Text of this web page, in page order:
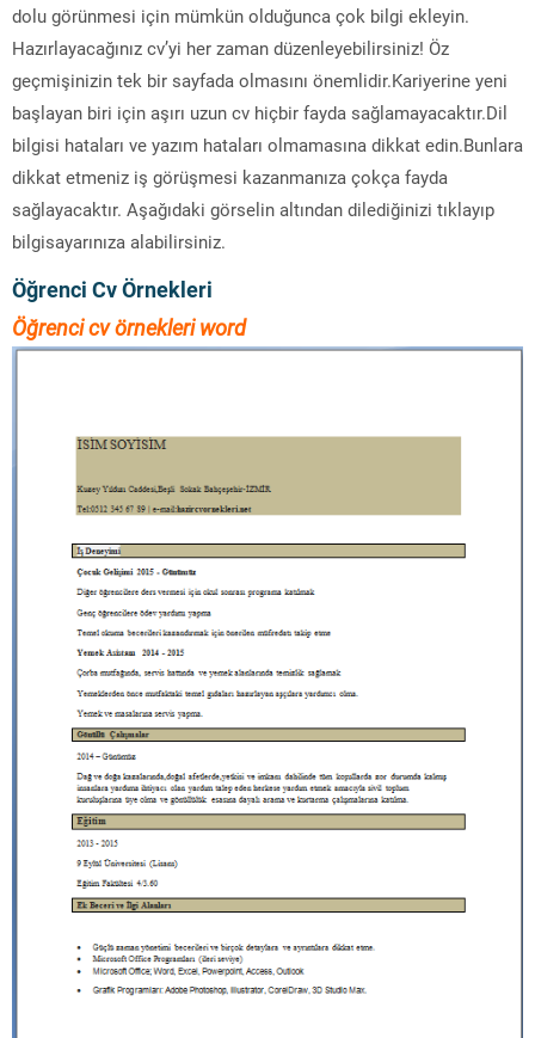
dolu görünmesi için mümkün olduğunca çok bilgi ekleyin.
Hazırlayacağınız cv’yi her zaman düzenleyebilirsiniz! Öz
geçmişinizin tek bir sayfada olmasını önemlidir.Kariyerine yeni
başlayan biri için aşırı uzun cv hiçbir fayda sağlamayacaktır.Dil
bilgisi hataları ve yazım hataları olmamasına dikkat edin.Bunlara
dikkat etmeniz iş görüşmesi kazanmanıza çokça fayda
sağlayacaktır. Aşağıdaki görselin altından dilediğinizi tıklayıp
bilgisayarınıza alabilirsiniz.
Öğrenci Cv Örnekleri
Öğrenci cv örnekleri word